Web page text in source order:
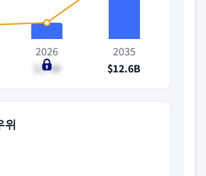
2026
$2.9B
2035
$12.6B
위